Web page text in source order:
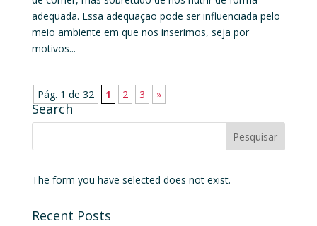
adequada. Essa adequação pode ser influenciada pelo
meio ambiente em que nos inserimos, seja por
motivos...
Pág. 1 de 32 1 2 3 »
Search
The form you have selected does not exist.
Recent Posts